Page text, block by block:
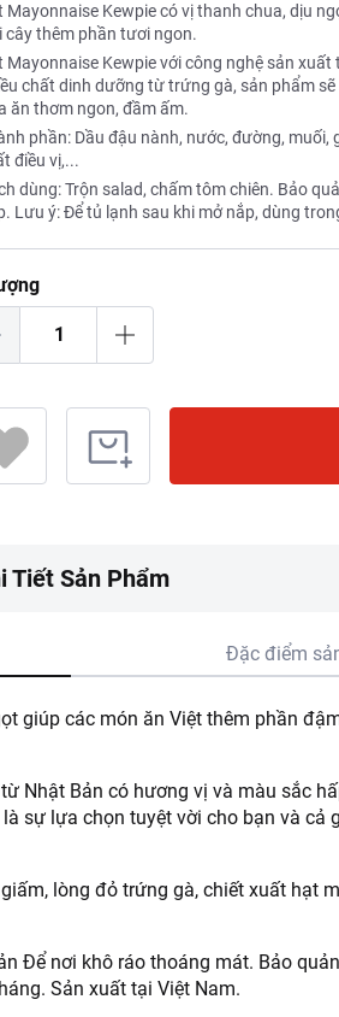
Mayonnaise Kewpie có vị thanh chua, dịu
cây thêm phần tươi ngon.
Mayonnaise Kewpie với công nghệ sản
chất dinh dưỡng từ trứng gà, sản phẩm
ăn thơm ngon, đầm ấm.
phần: Dầu đậu nành, nước, đường,
điều vị,...
dùng: Trộn salad, chấm tôm chiên. Bảo
Lưu ý: Để tủ lạnh sau khi mở nắp, dùng
Tiết Sản Phẩm
Đặc điểm
giúp các món ăn Việt thêm phần
Nhật Bản có hương vị và màu sắc
sự lựa chọn tuyệt vời cho bạn và cả
lòng đỏ trứng gà, chiết xuất hạt
Để nơi khô ráo thoáng mát. Bảo
Sản xuất tại Việt Nam.